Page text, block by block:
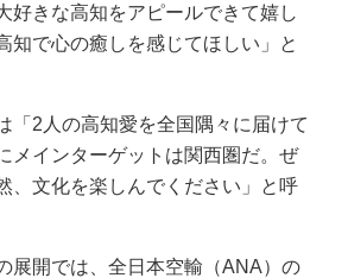
きな高知をアピールできて嬉し
知で心の癒しを感じてほしい」と
2人の高知愛を全国隅々に届けて
メインターゲットは関西圏だ。ぜ
、文化を楽しんでください」と呼
展開では、全日本空輸（ANA）の